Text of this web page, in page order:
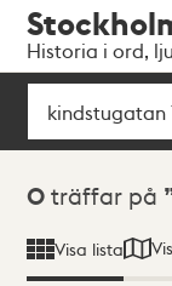
navigationen
huvudinnehållet
Historia i ord,
Sök
Sökresultat
0 träffar på
Visa lista